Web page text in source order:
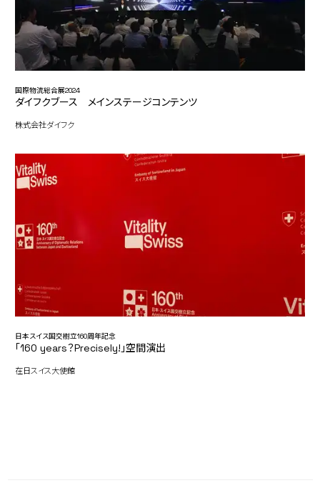
国際物流総合展2024
ダイフクブース メインステージコンテンツ
株式会社ダイフク
日本スイス国交樹立160周年記念
「160 years？Precisely!」空間演出
在日スイス大使館